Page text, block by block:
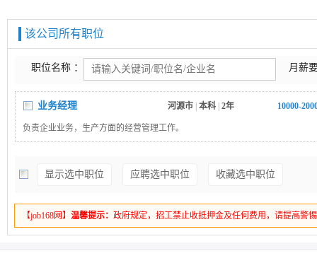
该公司所有职位
职位名称 ： 月薪
业务经理 河源市 本科 2年 10000-
负责企业业务，生产方面的经营管理工作。
显示选中职位 应聘选中职位 收藏选中职位
【job168网】 温馨提示： 政府规定，招工禁止收抵押金及任何费用，请提高警